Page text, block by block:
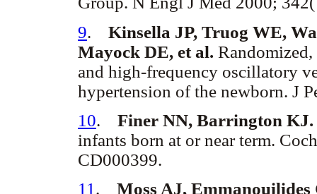
9. Kinsella JP, Truog WE,
Mayock DE, et al.
and high-frequency oscillatory
hypertension of the newborn. J
10. Finer NN, Barrington KJ.
infants born at or near term.
CD000399.
11 . Moss AJ,